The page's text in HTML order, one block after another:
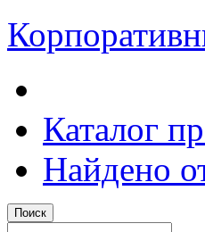
Каталог
Найдено